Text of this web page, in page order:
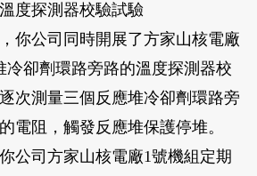
探測器校驗試驗
公司同時開展了方家山核電廠
冷卻劑環路旁路的溫度探測器校
次測量三個反應堆冷卻劑環路旁
電阻，觸發反應堆保護停堆。
司方家山核電廠1號機組定期